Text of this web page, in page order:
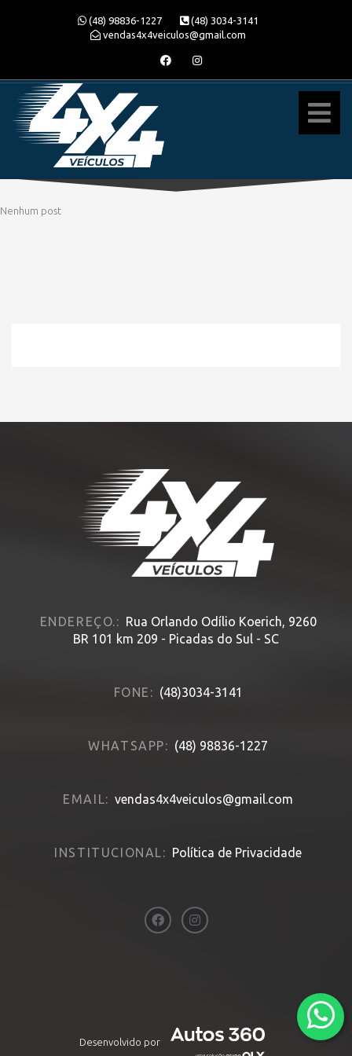
(48) 98836-1227
(48) 3034-3141
vendas4x4veiculos@gmail.com
Nenhum post
ENDEREÇO.: Rua Orlando Odílio Koerich, 9260
BR 101 km 209 - Picadas do Sul - SC
FONE: (48)3034-3141
WHATSAPP: (48) 98836-1227
EMAIL: vendas4x4veiculos@gmail.com
INSTITUCIONAL: Política de Privacidade
Desenvolvido por